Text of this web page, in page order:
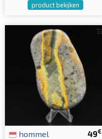
product bekijken
49€
hommel